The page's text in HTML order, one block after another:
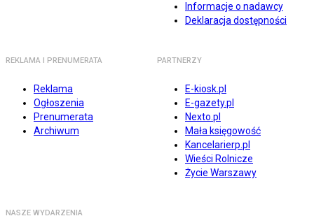
Informacje o nadawcy
Deklaracja dostępności
REKLAMA I PRENUMERATA
Reklama
Ogłoszenia
Prenumerata
Archiwum
PARTNERZY
E-kiosk.pl
E-gazety.pl
Nexto.pl
Mała księgowość
Kancelarierp.pl
Wieści Rolnicze
Życie Warszawy
NASZE WYDARZENIA